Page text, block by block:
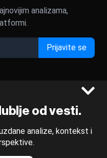
od vesti.
analize, kontekst i
analizama,
Prijavite se
Reserved. BLOOMBERG
trademarks and
Swiss SA Property
Cubes